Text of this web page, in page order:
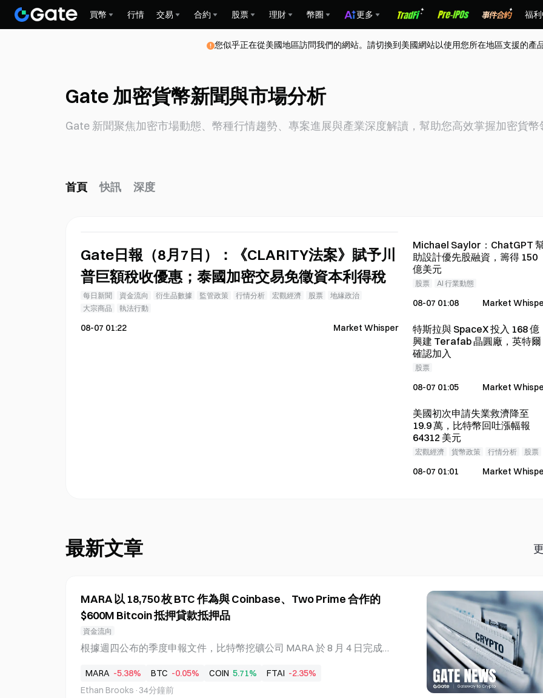
買幣 行情 交易 合約 股票 理財 幣圈 更多 福
您似乎正在從美國地區訪問我們的網站。請切換到美國網站以使用您所在地區支援的產
Gate 加密貨幣新聞與市場分析
Gate 新聞聚焦加密市場動態、幣種行情趨勢、專案進展與產業深度解讀，幫助您高效掌握加密貨
首頁 快訊 深度
Gate日報（8月7日）：《CLARITY法案》賦予川
普巨額稅收優惠；泰國加密交易免徵資本利得稅
每日新聞 資金流向 衍生品數據 監管政策 行情分析 宏觀經濟 股票
地緣政治
大宗商品
執法行動
08-07 01:22 Market Whisper
Michael Saylor：ChatGPT
助設計優先股融資，籌得 150
億美元
股票 AI 行業動態
08-07 01:08 Market
特斯拉與 SpaceX 投入 168 億
興建 Terafab 晶圓廠，英特爾
確認加入
股票
08-07 01:05 Market
美國初次申請失業救濟降至
19.9 萬，比特幣回吐漲幅報
64312 美元
宏觀經濟 貨幣政策 行情分析 股票
08-07 01:01 Market
最新文章
MARA 以 18,750 枚 BTC 作為與 Coinbase、Two Prime 合作的
$600M Bitcoin 抵押貸款抵押品
資金流向
根據週四公布的季度申報文件，比特幣挖礦公司 MARA 於 8 月 4 日完成兩
這些融資包括一筆由 Coinbase Credit 提供的 4.5 億美元再融資貸款（包括
現有的 1.5 億美元信用額度及新增的 3 億美元資金），以及由 Two Prime L
MARA -5.38% BTC -0.05% COIN 5.71% FTAI -2.35%
Ethan Brooks ·34分鐘前